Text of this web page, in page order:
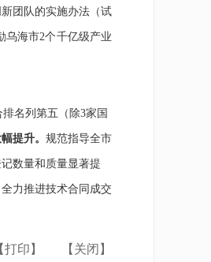
团队的实施办法（试
乌海市2个千亿级产业
名列 第五（除3家国
提升。 规范指导全市
数量和质量显著提
力推进技术合同成交
打印 】 【 关闭 】